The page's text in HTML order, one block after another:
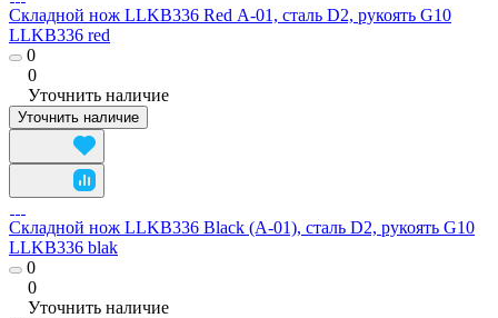
Складной нож LLKB336 Red А-01, сталь D2, рукоять G10
LLKB336 red
0
0
Уточнить наличие
Уточнить наличие
Складной нож LLKB336 Black (А-01), сталь D2, рукоять G10
LLKB336 blak
0
0
Уточнить наличие